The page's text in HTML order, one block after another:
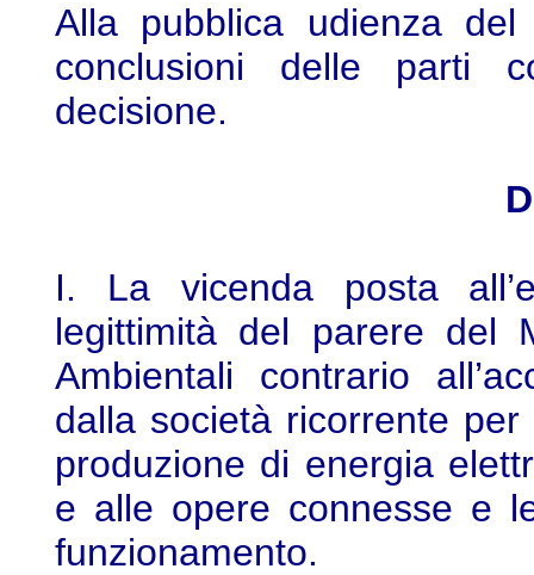
Alla pubblica udienza
conclusioni delle parti
decisione.
I. La vicenda posta
legittimità del parere del
Ambientali contrario
dalla società ricorrente
produzione di energia
e alle opere connesse e
funzionamento.